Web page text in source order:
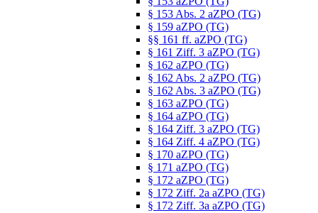
§ 153 Abs. 2 aZPO (TG)
§ 159 aZPO (TG)
§§ 161 ff. aZPO (TG)
§ 161 Ziff. 3 aZPO (TG)
§ 162 aZPO (TG)
§ 162 Abs. 2 aZPO (TG)
§ 162 Abs. 3 aZPO (TG)
§ 163 aZPO (TG)
§ 164 aZPO (TG)
§ 164 Ziff. 3 aZPO (TG)
§ 164 Ziff. 4 aZPO (TG)
§ 170 aZPO (TG)
§ 171 aZPO (TG)
§ 172 aZPO (TG)
§ 172 Ziff. 2a aZPO (TG)
§ 172 Ziff. 3a aZPO (TG)